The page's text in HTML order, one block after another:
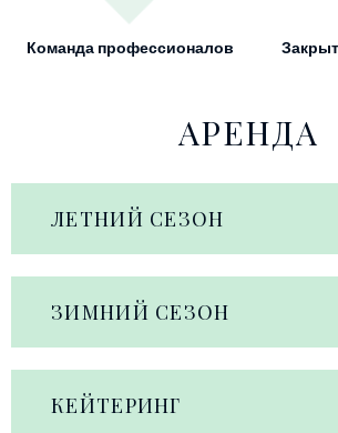
Команда профессионалов
АРЕНДА
ЛЕТНИЙ СЕЗОН
ЗИМНИЙ СЕЗОН
КЕЙТЕРИНГ